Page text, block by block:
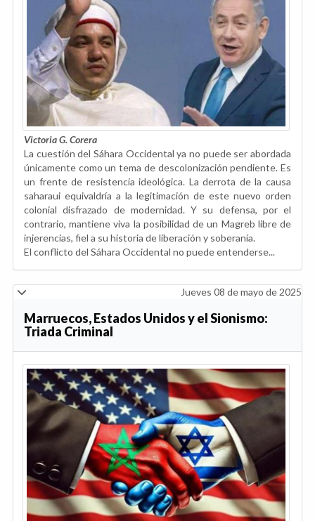
Victoria G. Corera
La cuestión del Sáhara Occidental ya no puede ser abordada
únicamente como un tema de descolonización pendiente. Es
un frente de resistencia ideológica. La derrota de la causa
saharaui equivaldría a la legitimación de este nuevo orden
colonial disfrazado de modernidad. Y su defensa, por el
contrario, mantiene viva la posibilidad de un Magreb libre de
injerencias, fiel a su historia de liberación y soberanía.
El conflicto del Sáhara Occidental no puede entenderse...
Jueves 08 de mayo de 2025
Marruecos, Estados Unidos y el Sionismo:
Triada Criminal